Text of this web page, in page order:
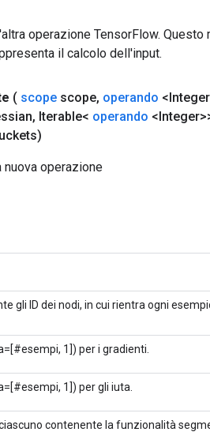
operazione TensorFlow. Questo
il calcolo dell'input.
( scope scope, operando
, Iterable< operando
nuova operazione
gli ID dei nodi, in cui rientra ogni
1]) per i gradienti.
1]) per gli iuta.
contenente la funzionalità